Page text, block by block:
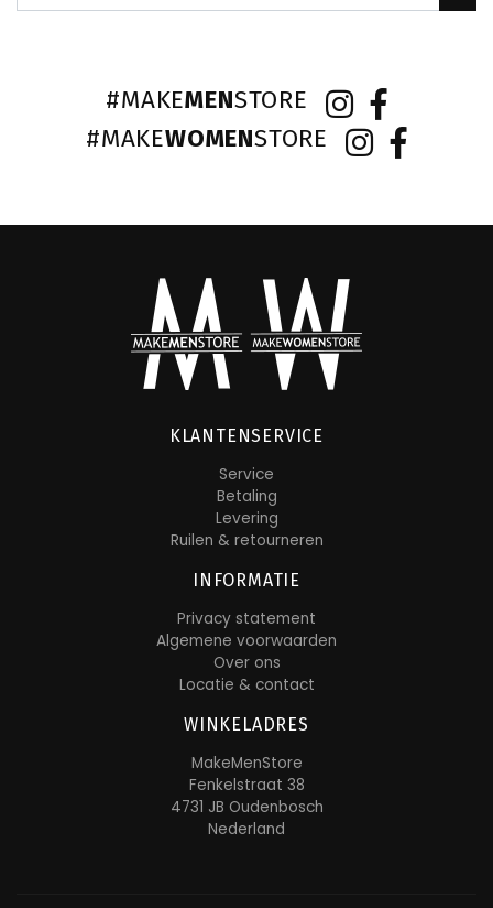
#MAKEMENSTORE
#MAKEWOMENSTORE
KLANTENSERVICE
Service
Betaling
Levering
Ruilen & retourneren
INFORMATIE
Privacy statement
Algemene voorwaarden
Over ons
Locatie & contact
WINKELADRES
MakeMenStore
Fenkelstraat 38
4731 JB Oudenbosch
Nederland